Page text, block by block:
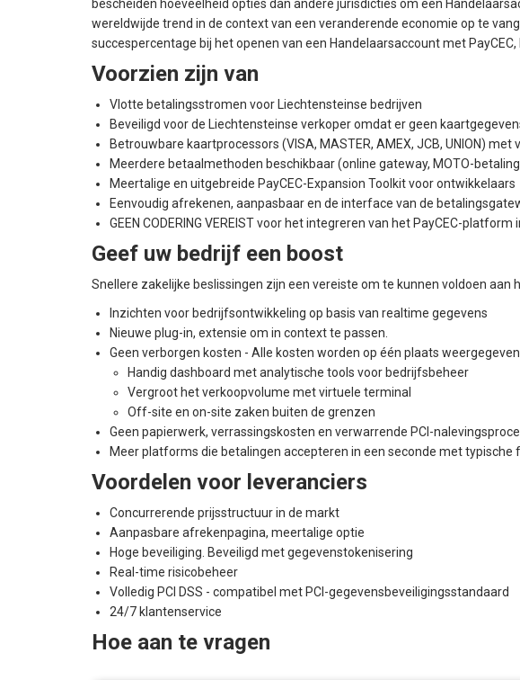
bescheiden hoeveelheid opties dan andere jurisdicties om een
wereldwijde trend in de context van een veranderende economie op te
succespercentage bij het openen van een Handelaarsaccount met PayCEC,
Voorzien zijn van
Vlotte betalingsstromen voor Liechtensteinse bedrijven
Beveiligd voor de Liechtensteinse verkoper omdat er geen
Betrouwbare kaartprocessors (VISA, MASTER, AMEX, JCB, UNION) met
Meerdere betaalmethoden beschikbaar (online gateway, MOTO-
Meertalige en uitgebreide PayCEC-Expansion Toolkit voor ontwikkelaars
Eenvoudig afrekenen, aanpasbaar en de interface van de
GEEN CODERING VEREIST voor het integreren van het PayCEC-
Geef uw bedrijf een boost
Snellere zakelijke beslissingen zijn een vereiste om te kunnen voldoen
Inzichten voor bedrijfsontwikkeling op basis van realtime gegevens
Nieuwe plug-in, extensie om in context te passen.
Geen verborgen kosten - Alle kosten worden op één plaats
Handig dashboard met analytische tools voor bedrijfsbeheer
Vergroot het verkoopvolume met virtuele terminal
Off-site en on-site zaken buiten de grenzen
Geen papierwerk, verrassingskosten en verwarrende PCI-
Meer platforms die betalingen accepteren in een seconde met typische
Voordelen voor leveranciers
Concurrerende prijsstructuur in de markt
Aanpasbare afrekenpagina, meertalige optie
Hoge beveiliging. Beveiligd met gegevenstokenisering
Real-time risicobeheer
Volledig PCI DSS - compatibel met PCI-gegevensbeveiligingsstandaard
24/7 klantenservice
Hoe aan te vragen